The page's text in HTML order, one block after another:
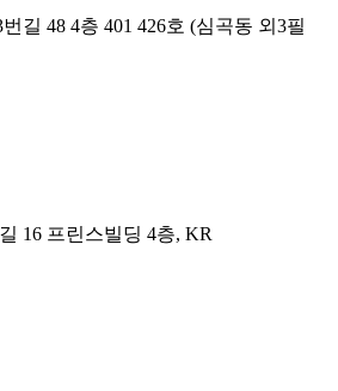
길 48 4층 401 426호 (심곡동 외3필
16 프린스빌딩 4층, KR